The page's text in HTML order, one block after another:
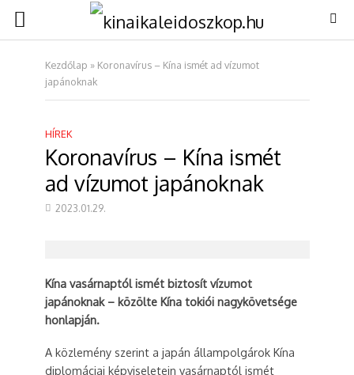
Kezdőlap » Koronavírus – Kína ismét ad vízumot
japánoknak
HÍREK
Koronavírus – Kína ismét
ad vízumot japánoknak
2023.01.29.
Kína vasárnaptól ismét biztosít vízumot
japánoknak – közölte Kína tokiói nagykövetsége
honlapján.
A közlemény szerint a japán állampolgárok Kína
diplomáciai képviseletein vasárnaptól ismét